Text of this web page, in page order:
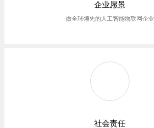
企业愿景
做全球领先的人工智能物联网企业
社会责任